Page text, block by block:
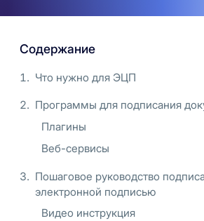
Содержание
Что нужно для ЭЦП
Программы для подписания
Плагины
Веб-сервисы
Пошаговое руководство
электронной подписью
Видео инструкция